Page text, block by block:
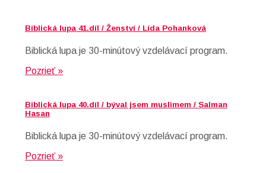
Biblická lupa 41.díl / Ženství / Lída Pohanková
Biblická lupa je 30-minútový vzdelávací program.
Pozrieť »
Biblická lupa 40.díl / býval jsem muslimem / Salman
Hasan
Biblická lupa je 30-minútový vzdelávací program.
Pozrieť »